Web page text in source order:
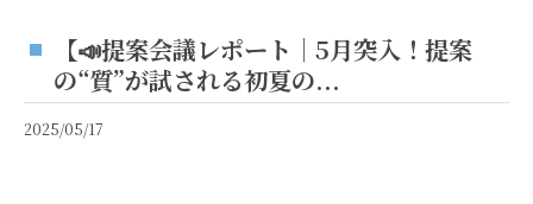
【📣提案会議レポート｜5月突入！提案
の“質”が試される初夏の...
2025/05/17